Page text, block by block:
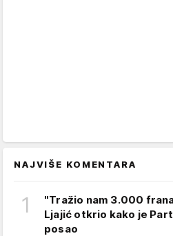
NAJVIŠE KOMENTARA
1
"Tražio nam 3.000
Ljajić otkrio kako je
posao